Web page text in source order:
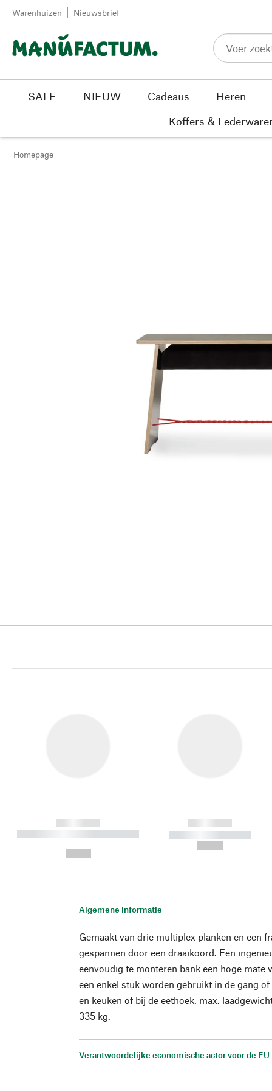
Passer au contenu
Warenhuizen Nieuwsbrief
SALE NIEUW Cadeaus
Heren
Koffers &
Homepage
------------
----------- ----------- ----------
------------
----------- -----------
Algemene informatie
Gemaakt van drie multiplex planken en een
gespannen door een draaikoord. Een
eenvoudig te monteren bank een hoge mate
een enkel stuk worden gebruikt in de gang
en keuken of bij de eethoek. max.
335 kg.
Verantwoordelijke economische actor voor de EU